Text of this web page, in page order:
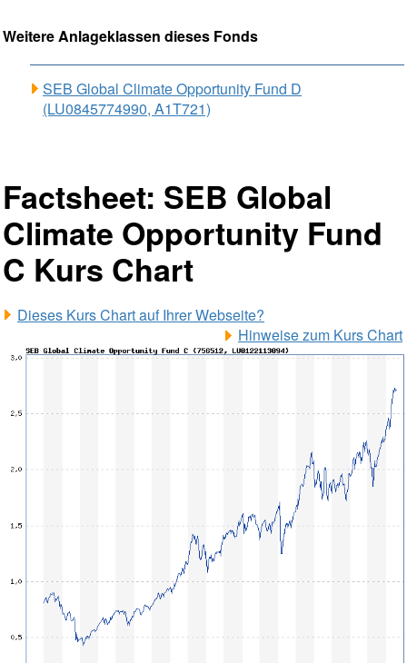
Weitere Anlageklassen dieses Fonds
SEB Global Climate Opportunity Fund D
(LU0845774990, A1T721)
Factsheet: SEB Global
Climate Opportunity Fund
C Kurs Chart
Dieses Kurs Chart auf Ihrer Webseite?
Hinweise zum Kurs Chart